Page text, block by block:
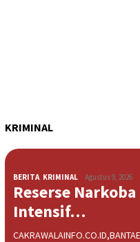
KRIMINAL
BERITA KRIMINAL Agustus 9, 2026
Reserse
Intensif…